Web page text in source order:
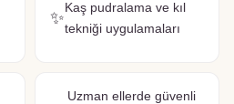
✨
Kaş pudralama ve kıl
tekniği uygulamaları
Uzman ellerde güvenli